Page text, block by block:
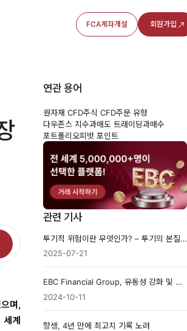
FCA계좌개설 회원가입
며,
계
연관 용어
원자재 CFD주식 CFD주문 유형
다우존스 지수과매도 트래이딩과매수
포트폴리오피벗 포인트
관련 기사
투기적 위험이란 무엇인가? – 투기의 본질과 관리 전략
2025-07-21
EBC Financial Group, 유동성 강화 및 주요 주가지수 거래 비용 절감
2024-10-11
항셍, 4년 만에 최고치 기록 노려